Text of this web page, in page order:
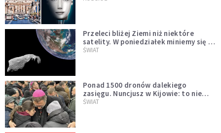
Przeleci bliżej Ziemi niż niektóre
satelity. W poniedziałek miniemy się z
asteroidą, która poprzedzi znacznie
ŚWIAT
Ponad 1500 dronów dalekiego
zasięgu. Nuncjusz w Kijowie: to nie
wygląda na wolę zakończenia wojny
ŚWIAT